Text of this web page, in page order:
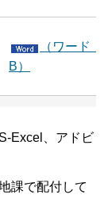
（ワード：
B）
Excel、アドビ
課で配付して